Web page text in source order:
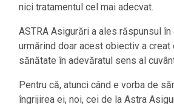
nici tratamentul cel mai adecvat.
ASTRA Asigurări a ales răspunsul în
urmărind doar acest obiectiv a creat
sănătate în adevăratul sens al
Pentru că, atunci când e vorba de
îngrijirea ei, noi, cei de la Astra